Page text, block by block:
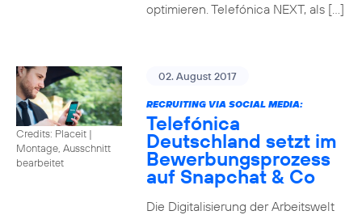
optimieren. Telefónica NEXT, als […]
Credits: Placeit |
Montage, Ausschnitt
bearbeitet
02. August 2017
RECRUITING VIA SOCIAL MEDIA:
Telefónica
Deutschland setzt im
Bewerbungsprozess
auf Snapchat & Co
Die Digitalisierung der Arbeitswelt